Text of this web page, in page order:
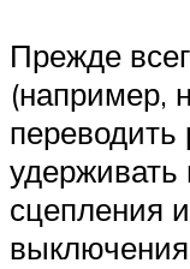
Прежде
(например,
переводить
сцепления